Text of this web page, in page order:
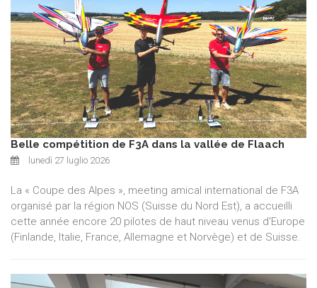
Belle compétition de F3A dans la vallée de Flaach
lunedì 27 luglio 2026
La « Coupe des Alpes », meeting amical international de F3A
organisé par la région NOS (Suisse du Nord Est), a accueilli
cette année encore 20 pilotes de haut niveau venus d'Europe
(Finlande, Italie, France, Allemagne et Norvège) et de Suisse.